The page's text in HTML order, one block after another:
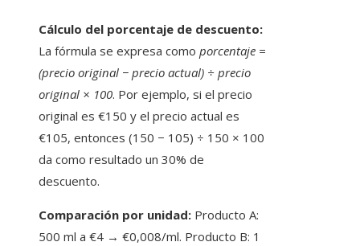
Cálculo del porcentaje de descuento:
La fórmula se expresa como porcentaje =
(precio original − precio actual) ÷ precio
original × 100. Por ejemplo, si el precio
original es €150 y el precio actual es
€105, entonces (150 − 105) ÷ 150 × 100
da como resultado un 30% de
descuento.
Comparación por unidad: Producto A:
500 ml a €4 → €0,008/ml. Producto B: 1